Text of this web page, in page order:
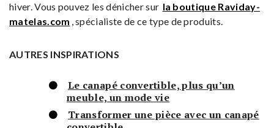
hiver. Vous pouvez les dénicher sur la boutique Raviday-
matelas.com , spécialiste de ce type de produits.
AUTRES INSPIRATIONS
Le canapé convertible, plus qu’un
meuble, un mode vie
Transformer une pièce avec un canapé